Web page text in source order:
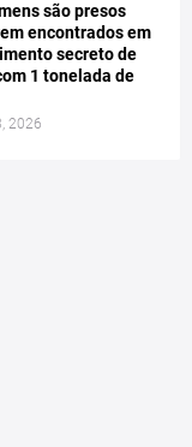
são presos
encontrados em
secreto de
1 tonelada de
2026